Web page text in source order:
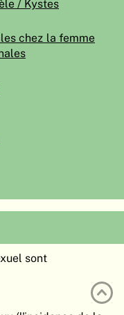
RECHERCHER
/ Kystes
chez la femme
sont